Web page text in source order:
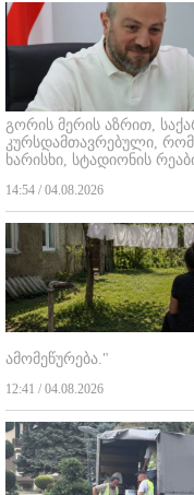
გორის მერის აზრით,
კურსდამთავრებული,
ხარისხი, სტადიონის
14:54 / 04.08.2026
ამომეწურება."
12:41 / 04.08.2026